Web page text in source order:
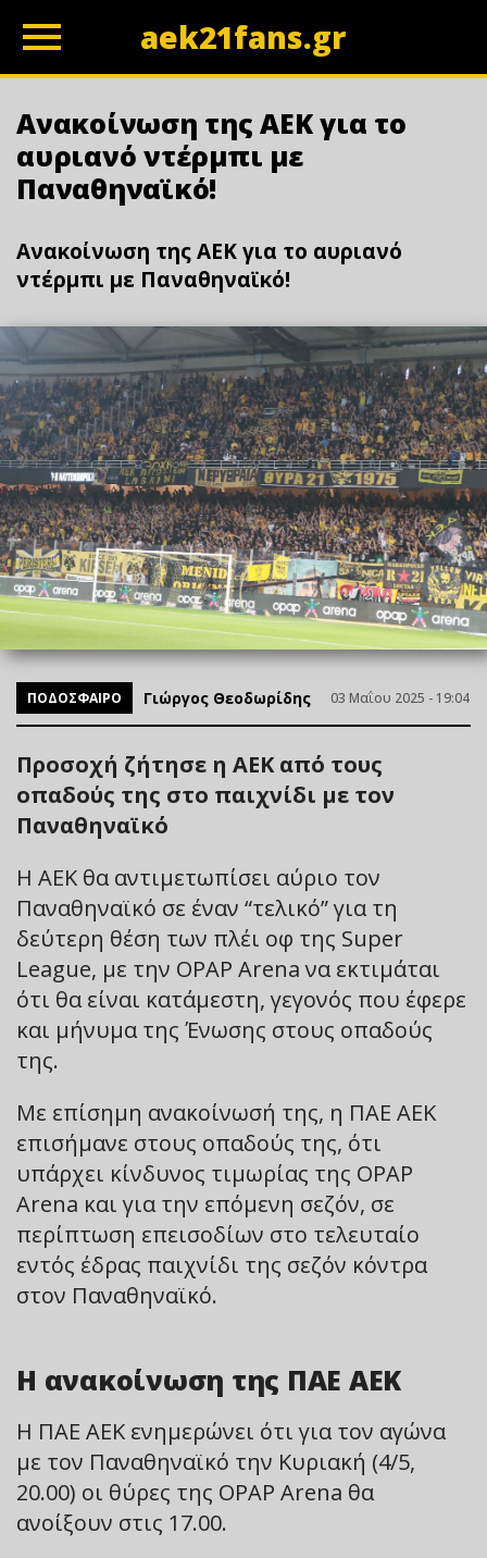
aek21fans.gr
Ανακοίνωση της ΑΕΚ για το
αυριανό ντέρμπι με
Παναθηναϊκό!
Ανακοίνωση της ΑΕΚ για το αυριανό
ντέρμπι με Παναθηναϊκό!
ΠΟΔΟΣΦΑΙΡΟ Γιώργος Θεοδωρίδης 03 Μαΐου 2025 - 19:04
Προσοχή ζήτησε η ΑΕΚ από τους
οπαδούς της στο παιχνίδι με τον
Παναθηναϊκό
Η ΑΕΚ θα αντιμετωπίσει αύριο τον
Παναθηναϊκό σε έναν “τελικό” για τη
δεύτερη θέση των πλέι οφ της Super
League, με την OPAP Arena να εκτιμάται
ότι θα είναι κατάμεστη, γεγονός που έφερε
και μήνυμα της Ένωσης στους οπαδούς
της.
Με επίσημη ανακοίνωσή της, η ΠΑΕ ΑΕΚ
επισήμανε στους οπαδούς της, ότι
υπάρχει κίνδυνος τιμωρίας της OPAP
Arena και για την επόμενη σεζόν, σε
περίπτωση επεισοδίων στο τελευταίο
εντός έδρας παιχνίδι της σεζόν κόντρα
στον Παναθηναϊκό.
Η ανακοίνωση της ΠΑΕ ΑΕΚ
Η ΠΑΕ ΑΕΚ ενημερώνει ότι για τον αγώνα
με τον Παναθηναϊκό την Κυριακή (4/5,
20.00) οι θύρες της OPAP Arena θα
ανοίξουν στις 17.00.